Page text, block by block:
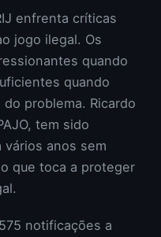
enfrenta críticas
jogo ilegal. Os
quando
quando
problema. Ricardo
tem sido
anos sem
que toca a proteger
notificações a